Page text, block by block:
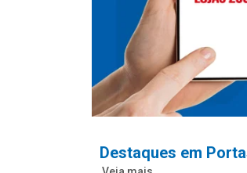
Destaques em